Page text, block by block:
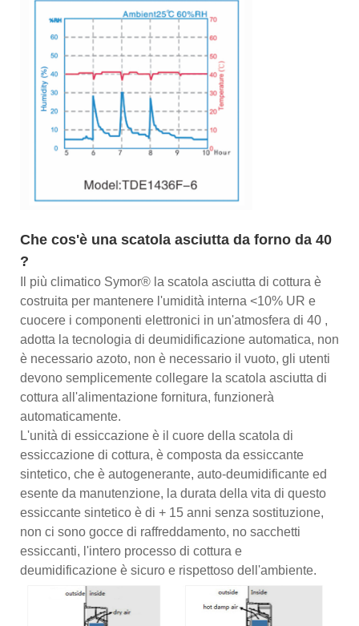
Che cos'è una scatola asciutta da forno da 40
?
Il più climatico Symor® la scatola asciutta di cottura è
costruita per mantenere l'umidità interna <10% UR e
cuocere i componenti elettronici in un'atmosfera di 40 ,
adotta la tecnologia di deumidificazione automatica, non
è necessario azoto, non è necessario il vuoto, gli utenti
devono semplicemente collegare la scatola asciutta di
cottura all'alimentazione fornitura, funzionerà
automaticamente.
L'unità di essiccazione è il cuore della scatola di
essiccazione di cottura, è composta da essiccante
sintetico, che è autogenerante, auto-deumidificante ed
esente da manutenzione, la durata della vita di questo
essiccante sintetico è di + 15 anni senza sostituzione,
non ci sono gocce di raffreddamento, no sacchetti
essiccanti, l'intero processo di cottura e
deumidificazione è sicuro e rispettoso dell'ambiente.